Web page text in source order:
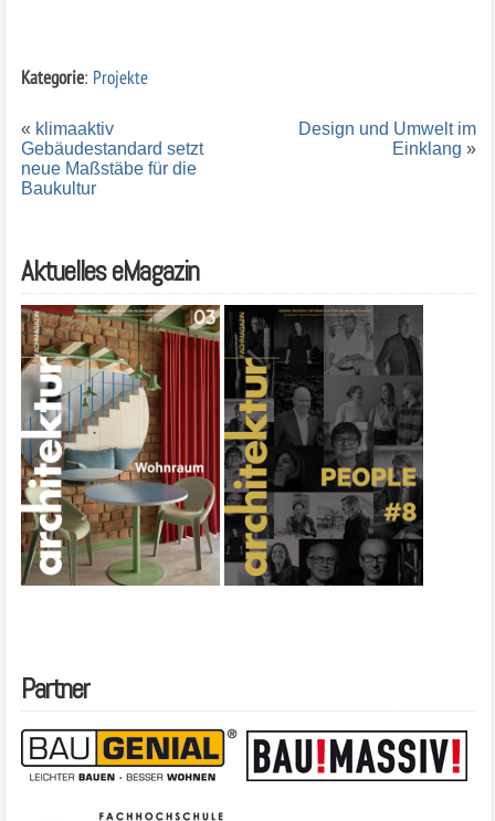
Kategorie: Projekte
« klimaaktiv
Gebäudestandard setzt
neue Maßstäbe für die
Baukultur
Design und Umwelt im
Einklang »
Aktuelles eMagazin
Partner